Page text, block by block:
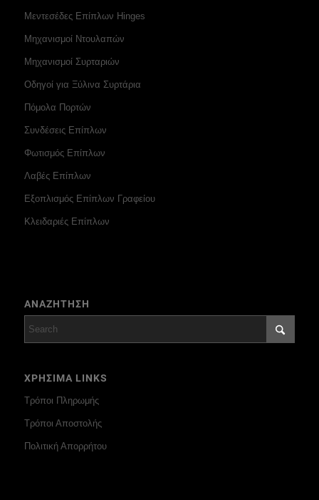
Μεντεσέδες Επίπλων Hinges
Μηχανισμοί Ντουλαπών
Μηχανισμοί Συρταριών
Οδηγοί για Ξύλινα Συρτάρια
Πόμολα Πορτών
Συνδέσεις Επίπλων
Φωτισμός Επίπλων
Λαβές Επίπλων
Εξοπλισμός Επίπλων Γραφείου
Κλειδαριές Επίπλων
ΑΝΑΖΗΤΗΣΗ
ΧΡΗΣΙΜΑ LINKS
Τρόποι Πληρωμής
Τρόποι Αποστολής
Πολιτική Απορρήτου